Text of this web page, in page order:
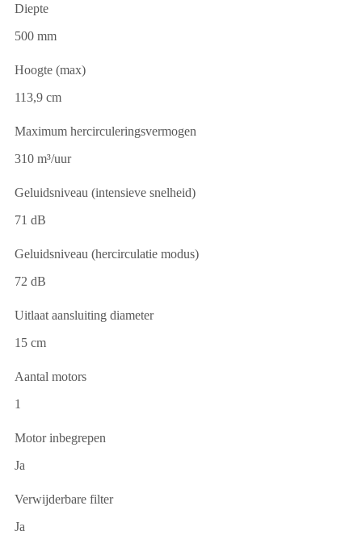
Diepte
500 mm
Hoogte (max)
113,9 cm
Maximum hercirculeringsvermogen
310 m³/uur
Geluidsniveau (intensieve snelheid)
71 dB
Geluidsniveau (hercirculatie modus)
72 dB
Uitlaat aansluiting diameter
15 cm
Aantal motors
1
Motor inbegrepen
Ja
Verwijderbare filter
Ja